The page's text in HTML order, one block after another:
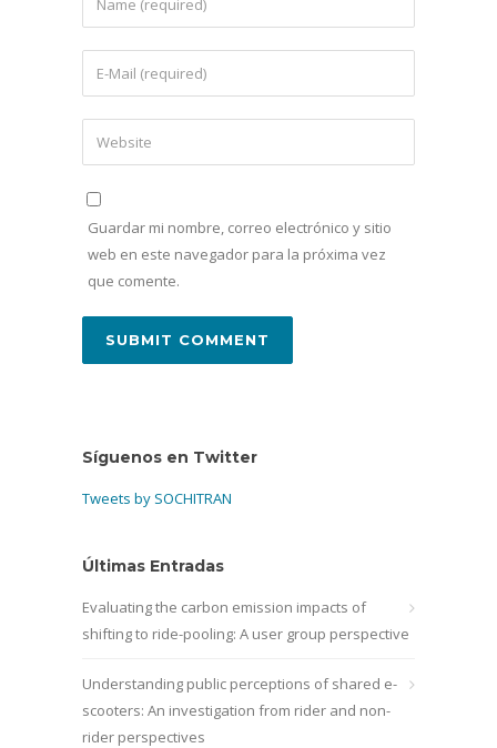
Guardar mi nombre, correo electrónico y sitio
web en este navegador para la próxima vez
que comente.
Síguenos en Twitter
Tweets by SOCHITRAN
Últimas Entradas
Evaluating the carbon emission impacts of
shifting to ride-pooling: A user group perspective
Understanding public perceptions of shared e-
scooters: An investigation from rider and non-
rider perspectives